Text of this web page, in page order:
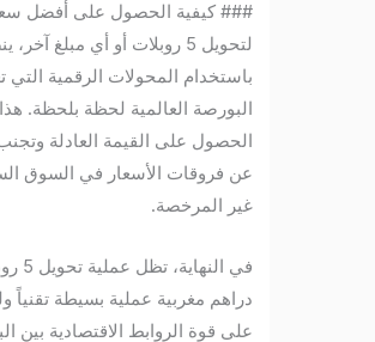
### كيفية الحصول على أفضل سعر
لتحويل 5 روبلات أو أي مبلغ آخر، ينصح
باستخدام المحولات الرقمية التي
البورصة العالمية لحظة بلحظة. هذا
الحصول على القيمة العادلة وتجنب
عن فروقات الأسعار في السوق
غير المرخصة.
في النهاية، تظل
دراهم مغربية عملية بسيطة تقنياً
على قوة الروابط الاقتصادية بين